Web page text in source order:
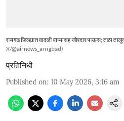
रायगड जिल्ह्यात वादळी वाऱ्यासह जोरदार पाऊस; तळा
X/@airnews_arngbad)
प्रतिनिधी
Published on: 10 May 2026, 3:16 am